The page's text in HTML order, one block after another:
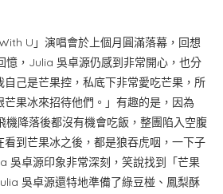
U」演唱會於上個月圓滿落幕，回想
憶，Julia 吳卓源仍感到非常開心，也分
己是芒果控，私底下非常愛吃芒果，所
果冰來招待他們。」有趣的是，因為
機降落後都沒有機會吃飯，整團陷入空腹
到芒果冰之後，都是狼吞虎咽，一下子
吳卓源印象非常深刻，笑說找到「芒果
吳卓源還特地準備了綠豆椪、鳳梨酥